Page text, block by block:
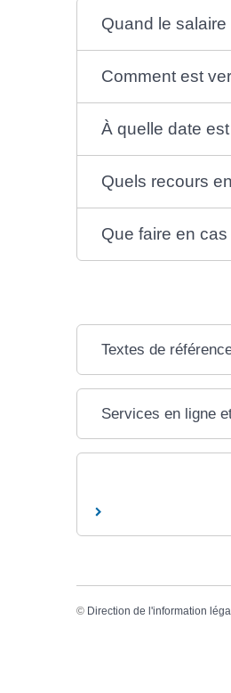
Quand le
Comment est
À quelle date
Quels recours
Que faire en
Textes de
Services en ligne
© Direction de l'information